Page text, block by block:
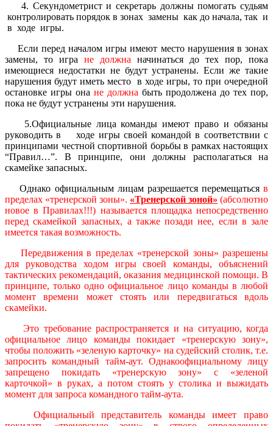
4. Секундометрист и секретарь должны помогать судьям
контролировать порядок в зонах замены как до начала, так и
в ходе игры.
Если перед началом игры имеют место нарушения в зонах
замены, то игра не должна начинаться до тех пор, пока
имеющиеся недостатки не будут устранены. Если же такие
нарушения будут иметь место в ходе игры, то при очередной
остановке игры она не должна быть продолжена до тех пор,
пока не будут устранены эти нарушения.
5.Официальные лица команды имеют право и обязаны
руководить в ходе игры своей командой в соответствии с
принципами честной спортивной борьбы в рамках настоящих
“Правил…”. В принципе, они должны располагаться на
скамейке запасных.
Однако официальным лицам разрешается перемещаться в
пределах «тренерской зоны». «Тренерской зоной» (абсолютно
новое в Правилах!!!) называется площадка непосредственно
перед скамейкой запасных, а также позади нее, если в зале
имеется такая возможность.
Передвижения в пределах «тренерской зоны» разрешены
для руководства ходом игры своей команды, объяснений
тактических рекомендаций, оказания медицинской помощи. В
принципе, только одно официальное лицо команды в любой
момент времени может стоять или передвигаться вдоль
скамейки.
Это требование распространяется и на ситуацию, когда
официальное лицо команды покидает «тренерскую зону»,
чтобы положить «зеленую карточку» на судейский столик, т.е.
запросить командный тайм-аут. Однакоофициальному лицу
запрещено покидать «тренерскую зону» с «зеленой
карточкой» в руках, а потом стоять у столика и выжидать
момент для запроса командного тайм-аута.
Официальный представитель команды имеет право